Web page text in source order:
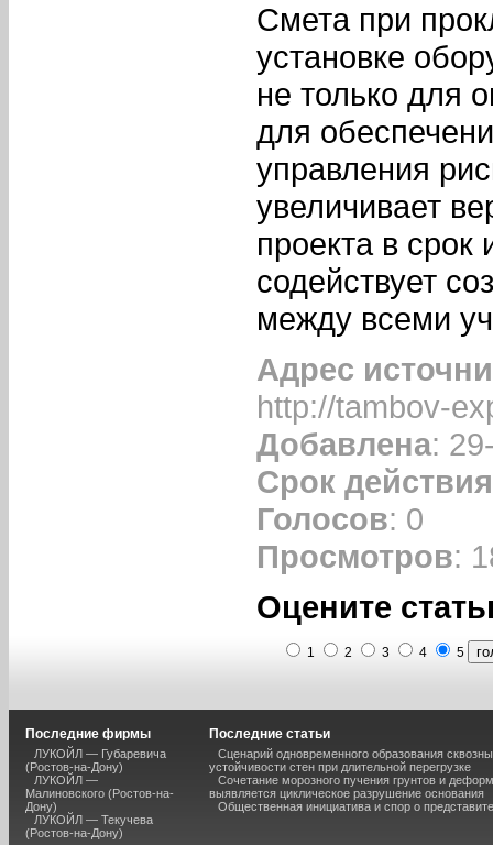
Смета при
установке
не только для
для
управления
увеличивает
проекта в
содействует
между всеми
Адрес
http://tambov-
Добавлена:
Срок действия
Голосов: 0
Просмотров:
Оцените
1 2 3 4 5
Последние фирмы
ЛУКОЙЛ — Губаревича
(Ростов-на-Дону)
ЛУКОЙЛ —
Малиновского (Ростов-на-
Дону)
ЛУКОЙЛ — Текучева
(Ростов-на-Дону)
Последние статьи
Сценарий одновременного образования
устойчивости стен при длительной перегрузке
Сочетание морозного пучения грунтов и
выявляется циклическое разрушение основания
Общественная инициатива и спор о